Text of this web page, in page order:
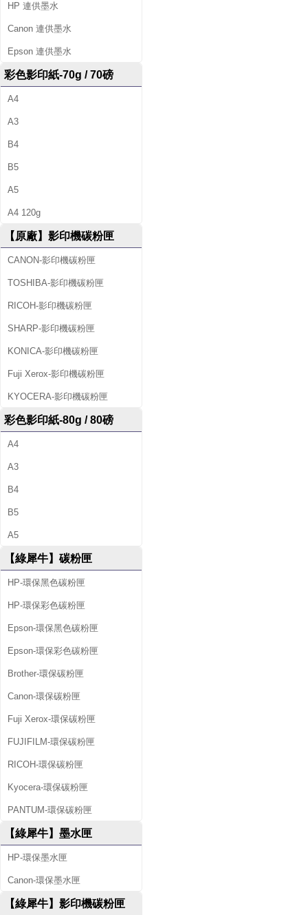
帶
、
辦
公
文
具
並
提
供
影
印
機
租
及
回
收
空
匣
服
務
HP 連供墨水
Canon 連供墨水
Epson 連供墨水
彩色影印紙-70g / 70磅
A4
A3
B4
B5
A5
A4 120g
【原廠】影印機碳粉匣
CANON-影印機碳粉匣
TOSHIBA-影印機碳粉匣
RICOH-影印機碳粉匣
SHARP-影印機碳粉匣
KONICA-影印機碳粉匣
Fuji Xerox-影印機碳粉匣
KYOCERA-影印機碳粉匣
彩色影印紙-80g / 80磅
A4
A3
B4
B5
A5
【綠犀牛】碳粉匣
HP-環保黑色碳粉匣
HP-環保彩色碳粉匣
Epson-環保黑色碳粉匣
Epson-環保彩色碳粉匣
Brother-環保碳粉匣
Canon-環保碳粉匣
Fuji Xerox-環保碳粉匣
FUJIFILM-環保碳粉匣
RICOH-環保碳粉匣
Kyocera-環保碳粉匣
PANTUM-環保碳粉匣
【綠犀牛】墨水匣
HP-環保墨水匣
Canon-環保墨水匣
【綠犀牛】影印機碳粉匣